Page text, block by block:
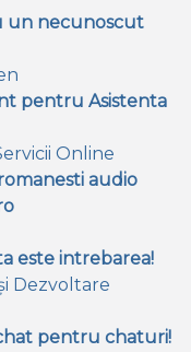
un necunoscut
pentru Asistenta
Online
audio
este intrebarea!
Dezvoltare
pentru chaturi!